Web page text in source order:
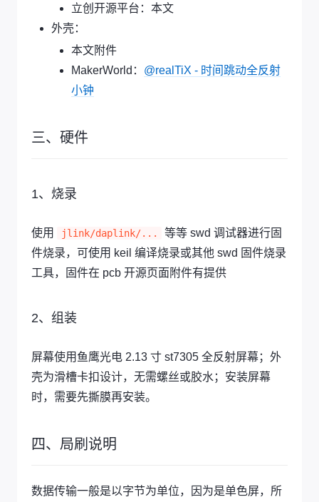
立创开源平台：本文
外壳：
本文附件
MakerWorld： @realTiX - 时间跳动全反射
小钟
三、硬件
1、烧录
使用 jlink/daplink/...
等等 swd 调试器进行固
件烧录，可使用 keil 编译烧录或其他 swd 固件烧录
工具，固件在 pcb 开源页面附件有提供
2、组装
屏幕使用鱼鹰光电 2.13 寸 st7305 全反射屏幕；外
壳为滑槽卡扣设计，无需螺丝或胶水；安装屏幕
时，需要先撕膜再安装。
四、局刷说明
数据传输一般是以字节为单位，因为是单色屏，所